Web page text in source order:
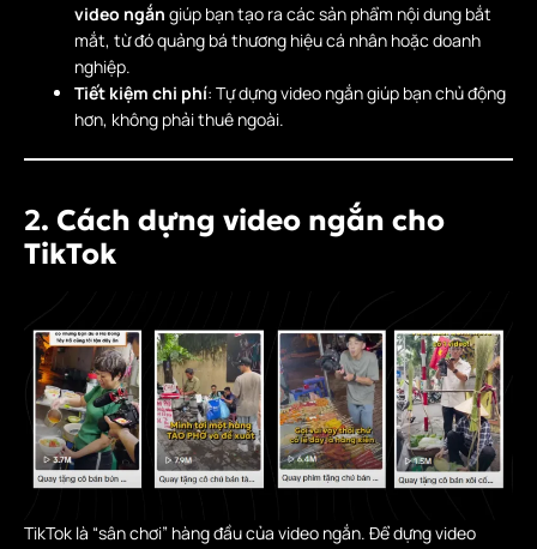
video ngắn giúp bạn tạo ra các sản phẩm nội dung bắt
mắt, từ đó quảng bá thương hiệu cá nhân hoặc doanh
nghiệp.
Tiết kiệm chi phí: Tự dựng video ngắn giúp bạn chủ động
hơn, không phải thuê ngoài.
2. Cách dựng video ngắn cho
TikTok
TikTok là “sân chơi” hàng đầu của video ngắn. Để dựng video